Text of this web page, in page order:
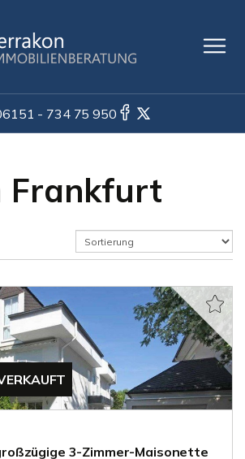
- 734 75 950
Frankfurt
3-Zimmer-Maisonette